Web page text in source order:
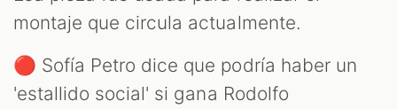
montaje que circula actualmente.
🔴 Sofía Petro dice que podría haber un
'estallido social' si gana Rodolfo